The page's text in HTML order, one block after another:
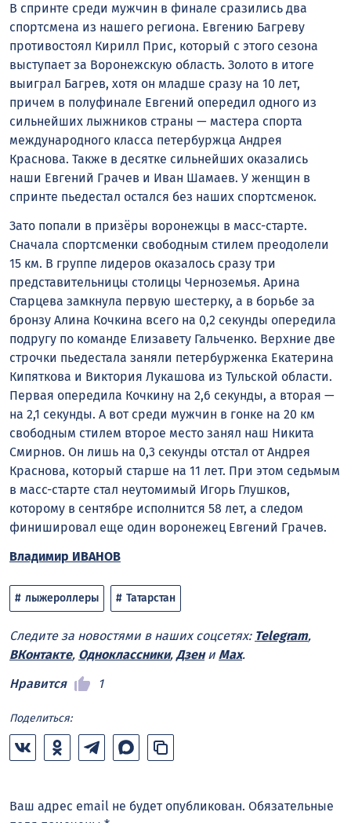
В спринте среди мужчин в финале сразились два
спортсмена из нашего региона. Евгению Багреву
противостоял Кирилл Прис, который с этого сезона
выступает за Воронежскую область. Золото в итоге
выиграл Багрев, хотя он младше сразу на 10 лет,
причем в полуфинале Евгений опередил одного из
сильнейших лыжников страны — мастера спорта
международного класса петербуржца Андрея
Краснова. Также в десятке сильнейших оказались
наши Евгений Грачев и Иван Шамаев. У женщин в
спринте пьедестал остался без наших спортсменок.
Зато попали в призёры воронежцы в масс-старте.
Сначала спортсменки свободным стилем преодолели
15 км. В группе лидеров оказалось сразу три
представительницы столицы Черноземья. Арина
Старцева замкнула первую шестерку, а в борьбе за
бронзу Алина Кочкина всего на 0,2 секунды опередила
подругу по команде Елизавету Гальченко. Верхние две
строчки пьедестала заняли петербурженка Екатерина
Кипяткова и Виктория Лукашова из Тульской области.
Первая опередила Кочкину на 2,6 секунды, а вторая —
на 2,1 секунды. А вот среди мужчин в гонке на 20 км
свободным стилем второе место занял наш Никита
Смирнов. Он лишь на 0,3 секунды отстал от Андрея
Краснова, который старше на 11 лет. При этом седьмым
в масс-старте стал неутомимый Игорь Глушков,
которому в сентябре исполнится 58 лет, а следом
финишировал еще один воронежец Евгений Грачев.
Владимир ИВАНОВ
лыжероллеры Татарстан
Следите за новостями в наших соцсетях: Telegram,
ВКонтакте, Одноклассники, Дзени Max.
Нравится
1
Поделиться:
Ваш адрес email не будет опубликован. Обязательные